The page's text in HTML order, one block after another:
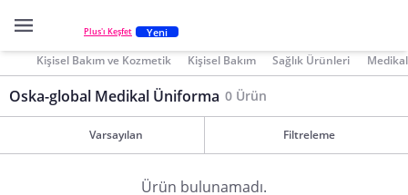
Plus'ı Keşfet Yeni
Kişisel Bakım ve Kozmetik Kişisel Bakım Sağlık Ürünleri
Oska-global Medikal Üniforma 0 Ürün
Varsayılan Filtreleme
Ürün bulunamadı.